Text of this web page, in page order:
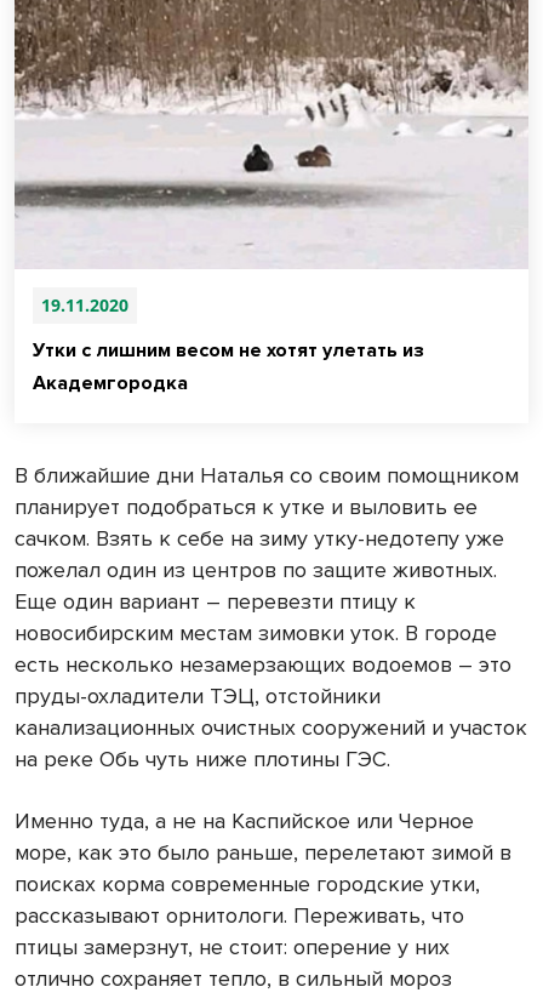
19.11.2020
Утки с лишним весом не хотят улетать из
Академгородка
В ближайшие дни Наталья со своим помощником
планирует подобраться к утке и выловить ее
сачком. Взять к себе на зиму утку-недотепу уже
пожелал один из центров по защите животных.
Еще один вариант – перевезти птицу к
новосибирским местам зимовки уток. В городе
есть несколько незамерзающих водоемов – это
пруды-охладители ТЭЦ, отстойники
канализационных очистных сооружений и участок
на реке Обь чуть ниже плотины ГЭС.
Именно туда, а не на Каспийское или Черное
море, как это было раньше, перелетают зимой в
поисках корма современные городские утки,
рассказывают орнитологи. Переживать, что
птицы замерзнут, не стоит: оперение у них
отлично сохраняет тепло, в сильный мороз